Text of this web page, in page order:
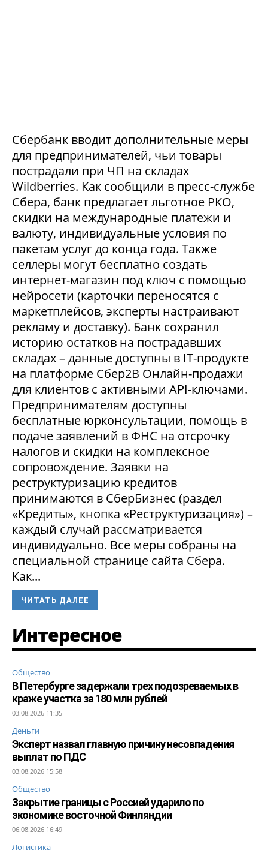
Сбербанк вводит дополнительные меры
для предпринимателей, чьи товары
пострадали при ЧП на складах
Wildberries. Как сообщили в пресс-службе
Сбера, банк предлагает льготное РКО,
скидки на международные платежи и
валюту, индивидуальные условия по
пакетам услуг до конца года. Также
селлеры могут бесплатно создать
интернет-магазин под ключ с помощью
нейросети (карточки переносятся с
маркетплейсов, эксперты настраивают
рекламу и доставку). Банк сохранил
историю остатков на пострадавших
складах – данные доступны в IT-продукте
на платформе Сбер2В Онлайн-продажи
для клиентов с активными API-ключами.
Предпринимателям доступны
бесплатные юрконсультации, помощь в
подаче заявлений в ФНС на отсрочку
налогов и скидки на комплексное
сопровождение. Заявки на
реструктуризацию кредитов
принимаются в СберБизнес (раздел
«Кредиты», кнопка «Реструктуризация») –
каждый случай рассматривается
индивидуально. Все меры собраны на
специальной странице сайта Сбера.
Как...
ЧИТАТЬ ДАЛЕЕ
Интересное
Общество
В Петербурге задержали трех подозреваемых в
краже участка за 180 млн рублей
03.08.2026 11:35
Деньги
Эксперт назвал главную причину несовпадения
выплат по ПДС
03.08.2026 15:58
Общество
Закрытие границы с Россией ударило по
экономике восточной Финляндии
06.08.2026 16:49
Логистика